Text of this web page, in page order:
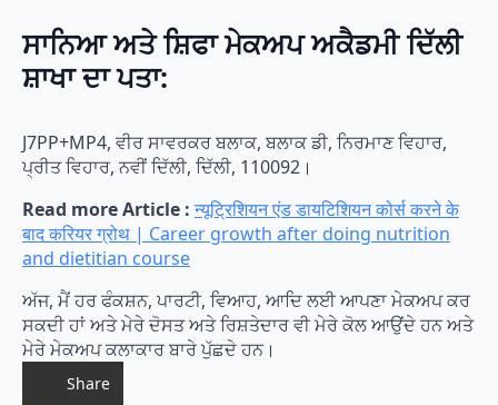
ਸਾਨਿਆ ਅਤੇ ਸ਼ਿਫਾ ਮੇਕਅਪ ਅਕੈਡਮੀ ਦਿੱਲੀ
ਸ਼ਾਖਾ ਦਾ ਪਤਾ:
J7PP+MP4, ਵੀਰ ਸਾਵਰਕਰ ਬਲਾਕ, ਬਲਾਕ ਡੀ, ਨਿਰਮਾਣ ਵਿਹਾਰ,
ਪ੍ਰੀਤ ਵਿਹਾਰ, ਨਵੀਂ ਦਿੱਲੀ, ਦਿੱਲੀ, 110092।
Read more Article : न्यूट्रिशियन एंड डायटिशियन कोर्स करने के
बाद करियर ग्रोथ | Career growth after doing nutrition
and dietitian course
ਅੱਜ, ਮੈਂ ਹਰ ਫੰਕਸ਼ਨ, ਪਾਰਟੀ, ਵਿਆਹ, ਆਦਿ ਲਈ ਆਪਣਾ ਮੇਕਅਪ ਕਰ
ਸਕਦੀ ਹਾਂ ਅਤੇ ਮੇਰੇ ਦੋਸਤ ਅਤੇ ਰਿਸ਼ਤੇਦਾਰ ਵੀ ਮੇਰੇ ਕੋਲ ਆਉਂਦੇ ਹਨ ਅਤੇ
ਮੇਰੇ ਮੇਕਅਪ ਕਲਾਕਾਰ ਬਾਰੇ ਪੁੱਛਦੇ ਹਨ।
Share